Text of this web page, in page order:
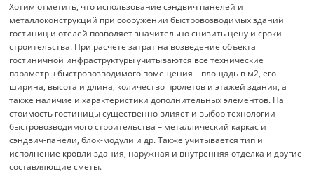
Хотим отметить, что использование сэндвич панелей и
металлоконструкций при сооружении быстровозводимых зданий
гостиниц и отелей позволяет значительно снизить цену и сроки
строительства. При расчете затрат на возведение объекта
гостиничной инфраструктуры учитываются все технические
параметры быстровозводимого помещения – площадь в м2, его
ширина, высота и длина, количество пролетов и этажей здания, а
также наличие и характеристики дополнительных элементов. На
стоимость гостиницы существенно влияет и выбор технологии
быстровозводимого строительства – металлический каркас и
сэндвич-панели, блок-модули и др. Также учитывается тип и
исполнение кровли здания, наружная и внутренняя отделка и другие
составляющие сметы.